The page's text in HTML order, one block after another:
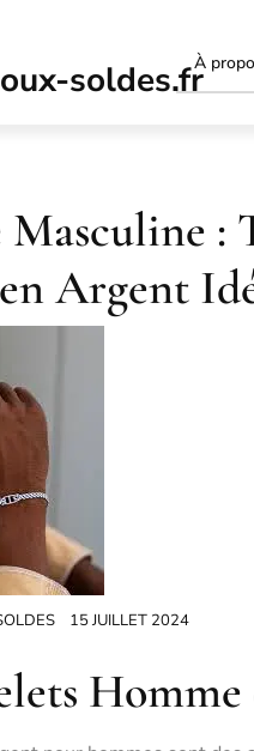
soldes.fr
À
Masculine :
Argent
15 JUILLET 2024